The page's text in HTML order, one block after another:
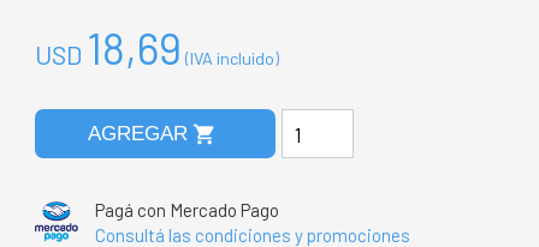
USD 18,69 (IVA incluido)
AGREGAR shopping_cart
Pagá con Mercado Pago
Consultá las condiciones y promociones